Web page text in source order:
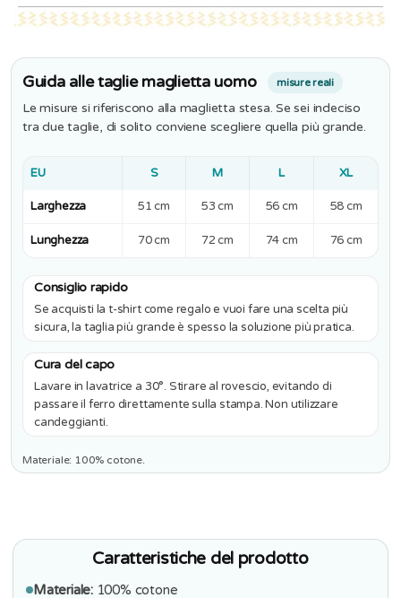
Guida alle taglie maglietta uomo misure reali
Le misure si riferiscono alla maglietta stesa. Se sei indeciso
tra due taglie, di solito conviene scegliere quella più grande.
EU S M L XL
Larghezza 51 cm 53 cm 56 cm 58 cm
Lunghezza 70 cm 72 cm 74 cm 76 cm
Consiglio rapido
Se acquisti la t-shirt come regalo e vuoi fare una scelta più
sicura, la taglia più grande è spesso la soluzione più pratica.
Cura del capo
Lavare in lavatrice a 30°. Stirare al rovescio, evitando di
passare il ferro direttamente sulla stampa. Non utilizzare
candeggianti.
Materiale: 100% cotone.
Caratteristiche del prodotto
Materiale:100% cotone